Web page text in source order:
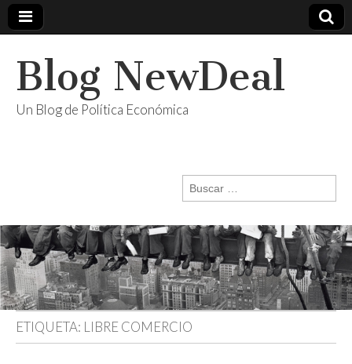
Blog NewDeal
Un Blog de Política Económica
Buscar:
ETIQUETA: LIBRE COMERCIO